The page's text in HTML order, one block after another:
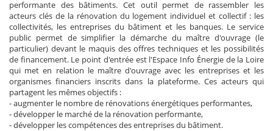
performante des bâtiments. Cet outil permet de rassembler les
acteurs clés de la rénovation du logement individuel et collectif : les
collectivités, les entreprises du bâtiment et les banques. Le service
public permet de simplifier la démarche du maître d'ouvrage (le
particulier) devant le maquis des offres techniques et les possibilités
de financement. Le point d'entrée est l'Espace Info Énergie de la Loire
qui met en relation le maître d'ouvrage avec les entreprises et les
organismes financiers inscrits dans la plateforme. Ces acteurs qui
partagent les mêmes objectifs :
- augmenter le nombre de rénovations énergétiques performantes,
- développer le marché de la rénovation performante,
- développer les compétences des entreprises du bâtiment.